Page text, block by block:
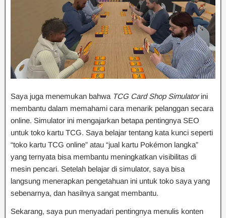
Saya juga menemukan bahwa TCG Card Shop Simulatorini
membantu dalam memahami cara menarik pelanggan secara
online. Simulator ini mengajarkan betapa pentingnya SEO
untuk toko kartu TCG. Saya belajar tentang kata kunci seperti
“toko kartu TCG online” atau “jual kartu Pokémon langka”
yang ternyata bisa membantu meningkatkan visibilitas di
mesin pencari. Setelah belajar di simulator, saya bisa
langsung menerapkan pengetahuan ini untuk toko saya yang
sebenarnya, dan hasilnya sangat membantu.
Sekarang, saya pun menyadari pentingnya menulis konten